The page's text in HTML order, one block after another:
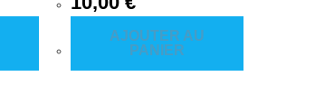
AJOUTER AU
PANIER